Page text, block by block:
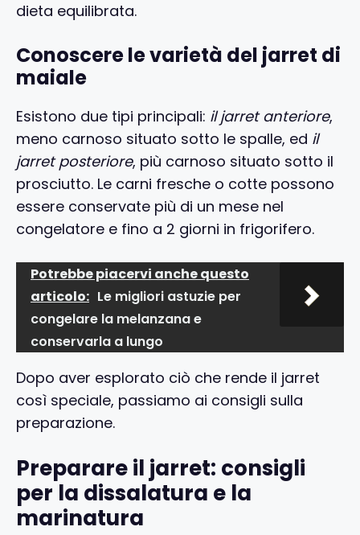
dieta equilibrata.
Conoscere le varietà del jarret di
maiale
Esistono due tipi principali: il jarret anteriore,
meno carnoso situato sotto le spalle, ed il
jarret posteriore, più carnoso situato sotto il
prosciutto. Le carni fresche o cotte possono
essere conservate più di un mese nel
congelatore e fino a 2 giorni in frigorifero.
Potrebbe piacervi anche questo
articolo: Le migliori astuzie per
congelare la melanzana e
conservarla a lungo
Dopo aver esplorato ciò che rende il jarret
così speciale, passiamo ai consigli sulla
preparazione.
Preparare il jarret: consigli
per la dissalatura e la
marinatura